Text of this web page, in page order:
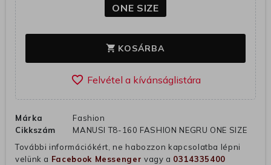
ONE SIZE
shopping_cart KOSÁRBA
favorite_border
Márka
Fashion
Cikkszám
MANUSI T8-160 FASHION NEGRU ONE SIZE
További információkért, ne habozzon kapcsolatba lépni
velünk a Facebook Messenger vagy a 0314335400